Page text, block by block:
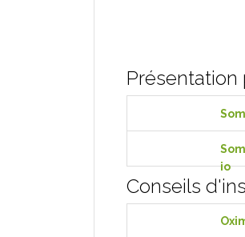
Présentation
io
Conseils